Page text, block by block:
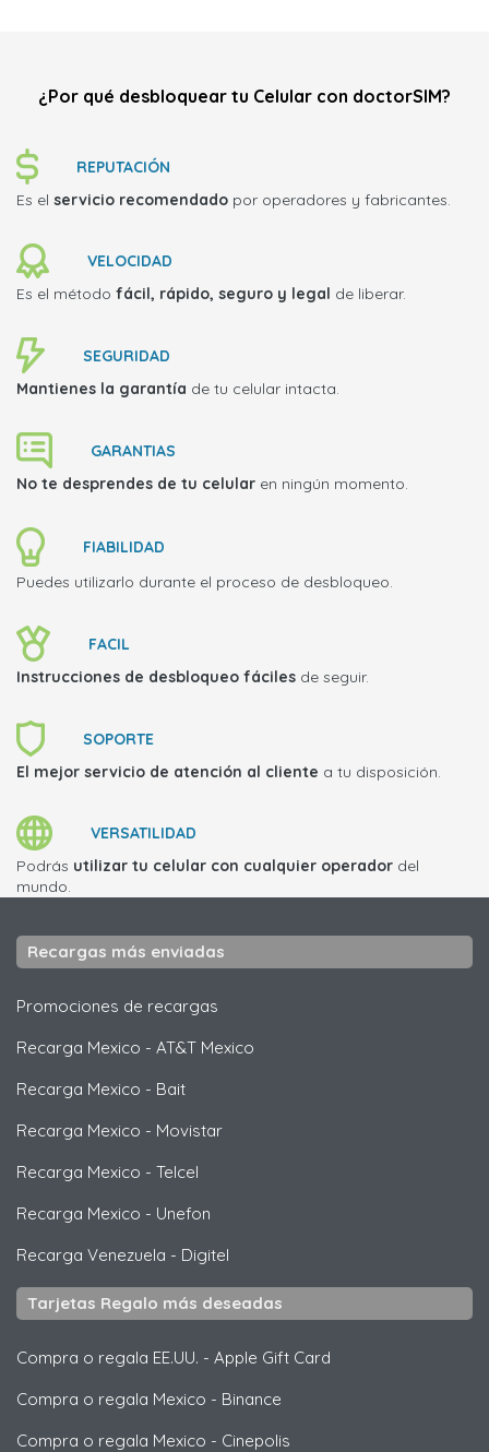
¿Por qué desbloquear tu Celular con doctorSIM?
REPUTACIÓN
Es el servicio recomendado por operadores y fabricantes.
VELOCIDAD
Es el método fácil, rápido, seguro y legal de liberar.
SEGURIDAD
Mantienes la garantía de tu celular intacta.
GARANTIAS
No te desprendes de tu celular en ningún momento.
FIABILIDAD
Puedes utilizarlo durante el proceso de desbloqueo.
FACIL
Instrucciones de desbloqueo fáciles de seguir.
SOPORTE
El mejor servicio de atención al cliente a tu disposición.
VERSATILIDAD
Podrás utilizar tu celular con cualquier operador del
mundo.
Recargas más enviadas
Promociones de recargas
Recarga Mexico - AT&T Mexico
Recarga Mexico - Bait
Recarga Mexico - Movistar
Recarga Mexico - Telcel
Recarga Mexico - Unefon
Recarga Venezuela - Digitel
Tarjetas Regalo más deseadas
Compra o regala EE.UU. - Apple Gift Card
Compra o regala Mexico - Binance
Compra o regala Mexico - Cinepolis